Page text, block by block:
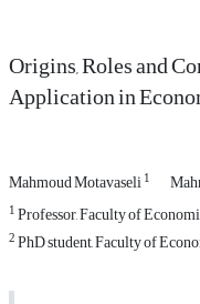
Origins, Roles and
Application in
Mahmoud Motavaseli1
1Professor, Faculty of
2PhD student, Faculty of